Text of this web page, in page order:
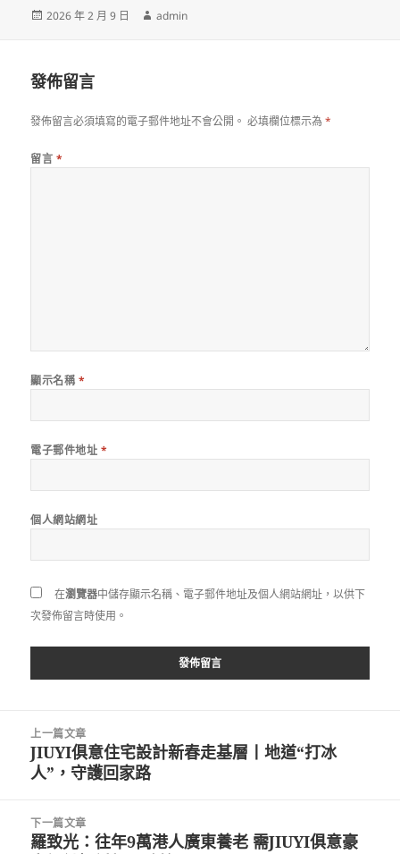
發
2026 年 2 月 9 日
作
admin
發佈留言
發佈留言必須填寫的電子郵件地址不會公開。 必填欄位標示為*
留言 *
顯示名稱 *
電子郵件地址 *
個人網站網址
在瀏覽器中儲存顯示名稱、電子郵件地址及個人網站網址，以供下
次發佈留言時使用。
上一篇文章
上
一
文
章:
JIUYI俱意住宅設計新春走基層丨地道“打冰
人”，守護回家路
下一篇文章
下
羅致光：往年9萬港人廣東養老 需JIUYI俱意豪